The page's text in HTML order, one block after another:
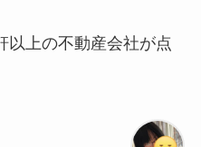
以上の不動産会社が点